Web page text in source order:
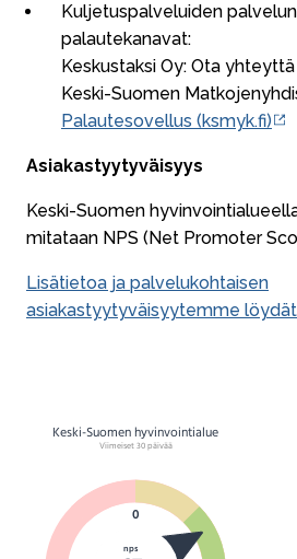
Kuljetuspalveluiden
palautekanavat:
Keskustaksi Oy: Ota
Keski-Suomen
Palautesovellus (ksmyk.fi)
Asiakastyytyväisyys
Keski-Suomen
mitataan NPS (Net Promoter
Lisätietoa ja palvelukohtaisen
asiakastyytyväisyytemme
Asiakastyytyväisyys